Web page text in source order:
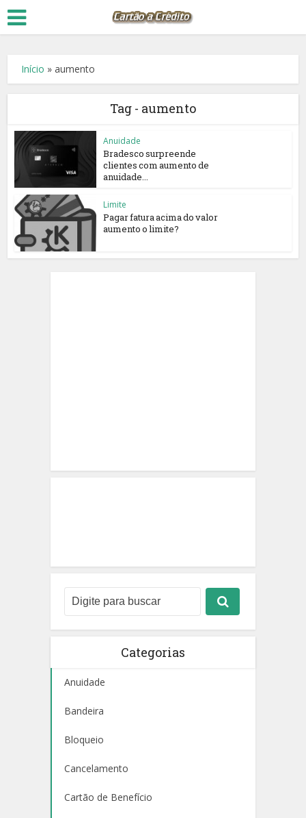
Início »aumento
Tag - aumento
Anuidade
Bradesco surpreende
clientes com aumento de
anuidade...
Limite
Pagar fatura acima do valor
aumento o limite?
Categorias
Anuidade
Bandeira
Bloqueio
Cancelamento
Cartão de Benefício